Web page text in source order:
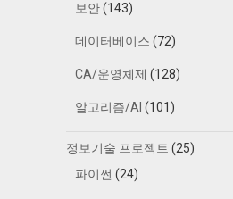
보안(143)
데이터베이스 (72)
CA/운영체제 (128)
알고리즘/AI (101)
정보기술 프로젝트 (25)
파이썬 (24)